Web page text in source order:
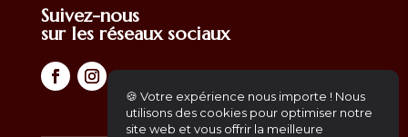
Suivez-nous
sur les réseaux sociaux
🍪 Votre expérience nous importe ! Nous
utilisons des cookies pour optimiser notre
site web et vous offrir la meilleure